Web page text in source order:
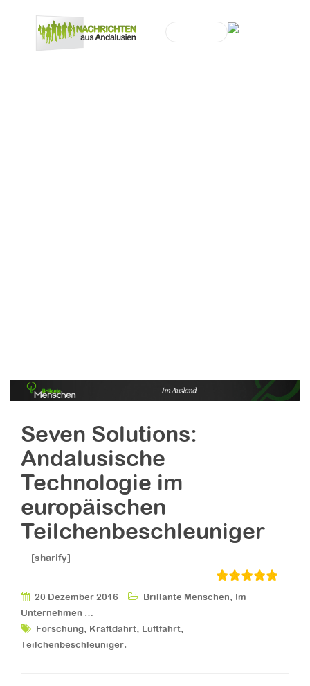
Seven Solutions:
Andalusische
Technologie im
europäischen
Teilchenbeschleuniger
[sharify]
20 Dezember 2016 Brillante Menschen, Im
Unternehmen …
Forschung, Kraftdahrt, Luftfahrt,
Teilchenbeschleuniger.